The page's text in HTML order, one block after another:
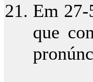
Em 27-
que